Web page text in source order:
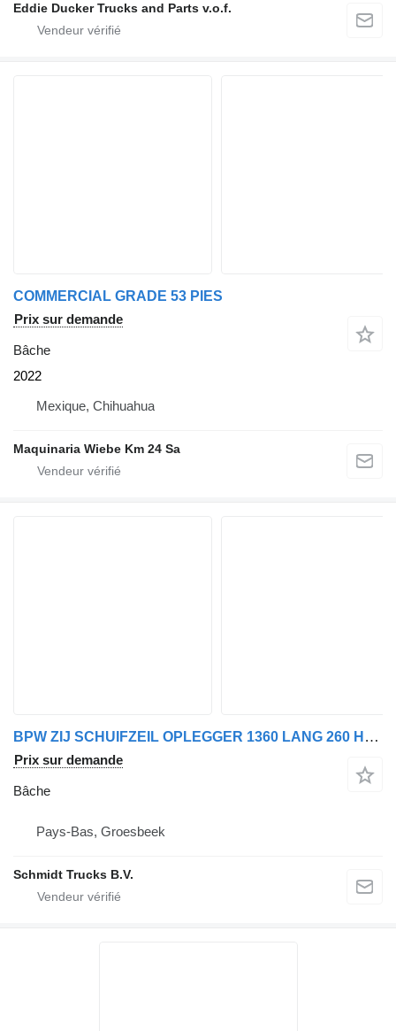
Eddie Ducker Trucks and Parts v.o.f.
COMMERCIAL GRADE 53 PIES
Prix sur demande
Bâche
2022
Mexique, Chihuahua
Maquinaria Wiebe Km 24 Sa
BPW ZIJ SCHUIFZEIL OPLEGGER 1360 LANG 260 HOOG ALS NIEUWE
Prix sur demande
Bâche
Pays-Bas, Groesbeek
Schmidt Trucks B.V.